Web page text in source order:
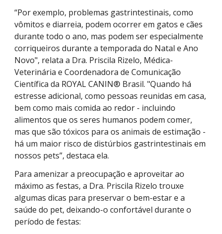
“Por exemplo, problemas gastrintestinais, como
vômitos e diarreia, podem ocorrer em gatos e cães
durante todo o ano, mas podem ser especialmente
corriqueiros durante a temporada do Natal e Ano
Novo", relata a Dra. Priscila Rizelo, Médica-
Veterinária e Coordenadora de Comunicação
Científica da ROYAL CANIN® Brasil. "Quando há
estresse adicional, como pessoas reunidas em casa,
bem como mais comida ao redor - incluindo
alimentos que os seres humanos podem comer,
mas que são tóxicos para os animais de estimação -
há um maior risco de distúrbios gastrintestinais em
nossos pets”, destaca ela.
Para amenizar a preocupação e aproveitar ao
máximo as festas, a Dra. Priscila Rizelo trouxe
algumas dicas para preservar o bem-estar e a
saúde do pet, deixando-o confortável durante o
período de festas: